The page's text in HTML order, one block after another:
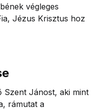
végleges
Jézus Krisztus hoz
Szent Jánost, aki mint
rámutat a